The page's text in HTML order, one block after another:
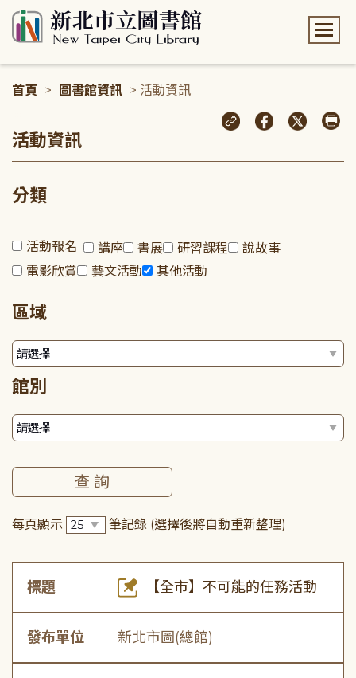
首頁 > 圖書館資訊 > 活動資訊
活動資訊
分類
活動報名 講座 書展 研習課程
說故事
電影欣賞
藝文活動 其他活動
區域
館別
每頁顯示 筆記錄 (選擇後將自動重新整理)
標題 【全市】不可能的任務活動
發布單位 新北市圖(總館)